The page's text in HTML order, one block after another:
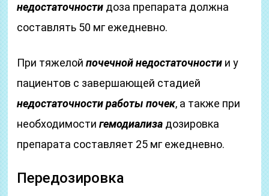
недостаточности доза препарата должна
составлять 50 мг ежедневно.
При тяжелойпочечной недостаточности и у
пациентов с завершающей стадией
недостаточности работы почек, а также при
необходимостигемодиализа дозировка
препарата составляет 25 мг ежедневно.
Передозировка